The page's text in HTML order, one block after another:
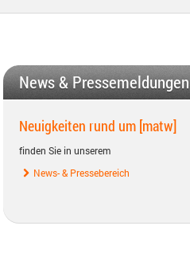
News & Pressemeldungen
Neuigkeiten rund um [matw]
finden Sie in unserem
News- & Pressebereich